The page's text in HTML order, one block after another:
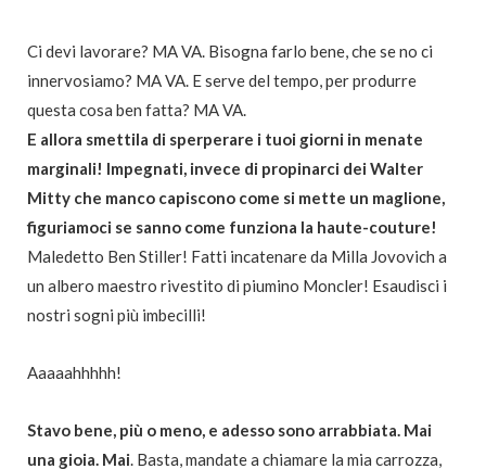
Ci devi lavorare? MA VA. Bisogna farlo bene, che se no ci
innervosiamo? MA VA. E serve del tempo, per produrre
questa cosa ben fatta? MA VA.
E allora smettila di sperperare i tuoi giorni in menate
marginali! Impegnati, invece di propinarci dei Walter
Mitty che manco capiscono come si mette un maglione,
figuriamoci se sanno come funziona la haute-couture!
Maledetto Ben Stiller! Fatti incatenare da Milla Jovovich a
un albero maestro rivestito di piumino Moncler! Esaudisci i
nostri sogni più imbecilli!
Aaaaahhhhh!
Stavo bene, più o meno, e adesso sono arrabbiata. Mai
una gioia. Mai. Basta, mandate a chiamare la mia carrozza,